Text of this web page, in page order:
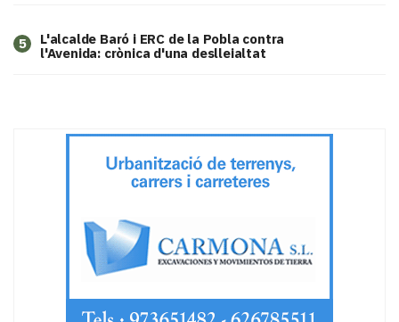
5
L'alcalde Baró i ERC de la Pobla contra
l'Avenida: crònica d'una deslleialtat